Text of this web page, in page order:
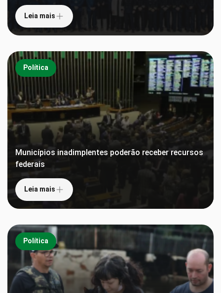
Leia mais
Política
Municípios inadimplentes poderão receber recursos
federais
Leia mais
Política